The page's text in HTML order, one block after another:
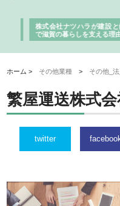
株式会社ナツハラが建設と
で滋賀の暮らしを支える理由
ホーム > その他業種 > その他_
繁屋運送株式
twitter